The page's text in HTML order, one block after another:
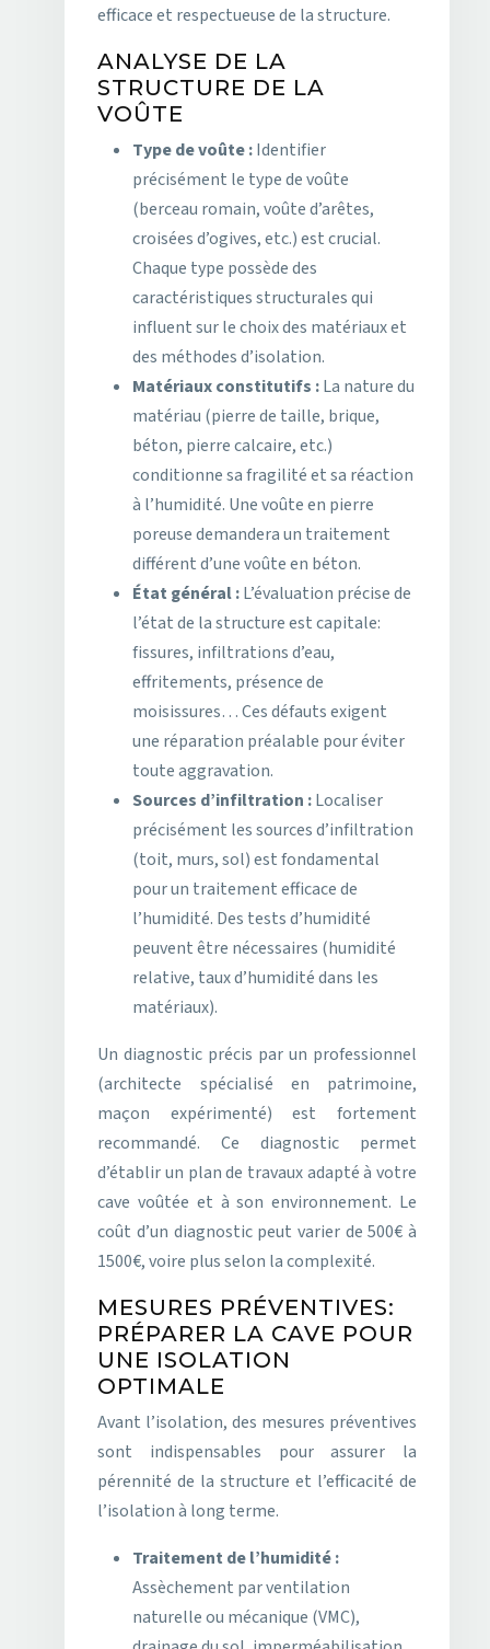
efficace et respectueuse de la structure.
ANALYSE DE LA
STRUCTURE DE LA
VOÛTE
Type de voûte :Identifier
précisément le type de voûte
(berceau romain, voûte d’arêtes,
croisées d’ogives, etc.) est crucial.
Chaque type possède des
caractéristiques structurales qui
influent sur le choix des matériaux et
des méthodes d’isolation.
Matériaux constitutifs :La nature du
matériau (pierre de taille, brique,
béton, pierre calcaire, etc.)
conditionne sa fragilité et sa réaction
à l’humidité. Une voûte en pierre
poreuse demandera un traitement
différent d’une voûte en béton.
État général :L’évaluation précise de
l’état de la structure est capitale:
fissures, infiltrations d’eau,
effritements, présence de
moisissures… Ces défauts exigent
une réparation préalable pour éviter
toute aggravation.
Sources d’infiltration :Localiser
précisément les sources d’infiltration
(toit, murs, sol) est fondamental
pour un traitement efficace de
l’humidité. Des tests d’humidité
peuvent être nécessaires (humidité
relative, taux d’humidité dans les
matériaux).
Un diagnostic précis par un professionnel
(architecte spécialisé en patrimoine,
maçon expérimenté) est fortement
recommandé. Ce diagnostic permet
d’établir un plan de travaux adapté à votre
cave voûtée et à son environnement. Le
coût d’un diagnostic peut varier de 500€ à
1500€, voire plus selon la complexité.
MESURES PRÉVENTIVES:
PRÉPARER LA CAVE POUR
UNE ISOLATION
OPTIMALE
Avant l’isolation, des mesures préventives
sont indispensables pour assurer la
pérennité de la structure et l’efficacité de
l’isolation à long terme.
Traitement de l’humidité :
Assèchement par ventilation
naturelle ou mécanique (VMC),